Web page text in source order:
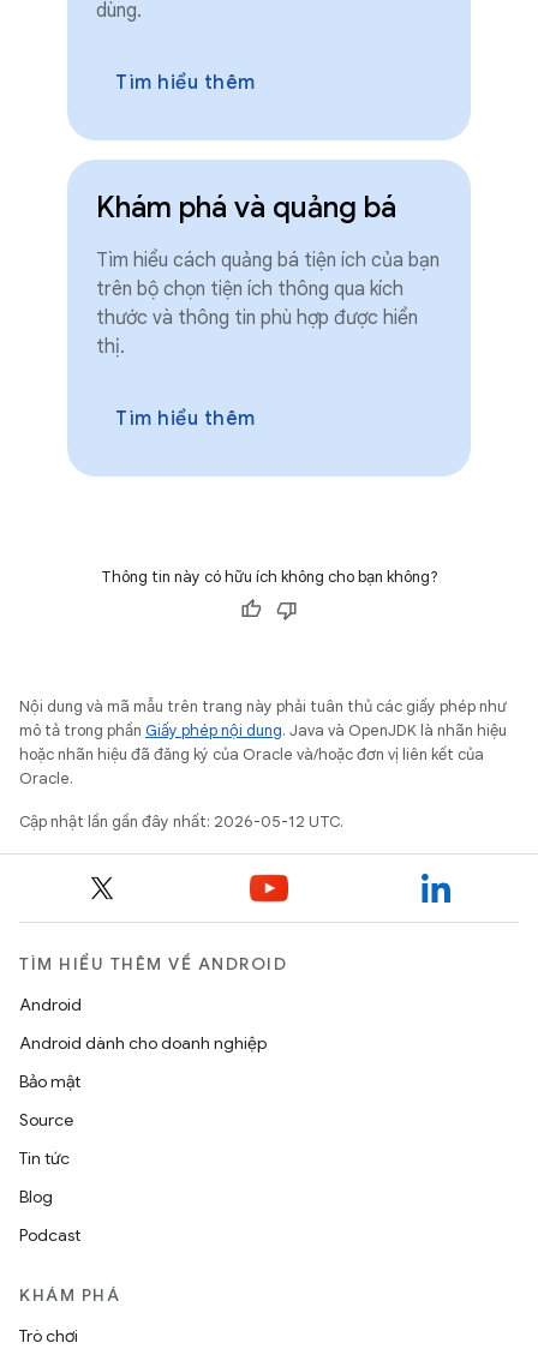
dùng.
Tìm hiểu thêm
Khám phá và quảng bá
Tìm hiểu cách quảng bá tiện ích của bạn
trên bộ chọn tiện ích thông qua kích
thước và thông tin phù hợp được hiển
thị.
Tìm hiểu thêm
Thông tin này có hữu ích không cho bạn không?
Nội dung và mã mẫu trên trang này phải tuân thủ các giấy phép như
mô tả trong phần Giấy phép nội dung. Java và OpenJDK là nhãn hiệu
hoặc nhãn hiệu đã đăng ký của Oracle và/hoặc đơn vị liên kết của
Oracle.
Cập nhật lần gần đây nhất: 2026-05-12 UTC.
TÌM HIỂU THÊM VỀ ANDROID
Android
Android dành cho doanh nghiệp
Bảo mật
Source
Tin tức
Blog
Podcast
KHÁM PHÁ
Trò chơi